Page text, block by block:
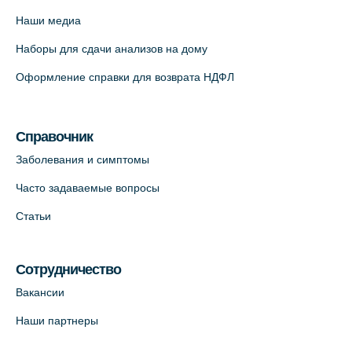
+7 (812) 660-73-69
На карте
Красносельское шоссе, 54, к.3
Медицинский центр на Кондратьевском
Наши медиа
Наборы для сдачи анализов на дому
Оформление справки для возврата НДФЛ
Справочник
Заболевания и симптомы
Часто задаваемые вопросы
Статьи
Сотрудничество
Вакансии
Наши партнеры